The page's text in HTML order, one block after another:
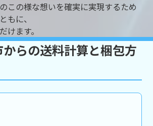
この様な想いを確実に実現するため
もに、
けます。
らの送料計算と梱包方